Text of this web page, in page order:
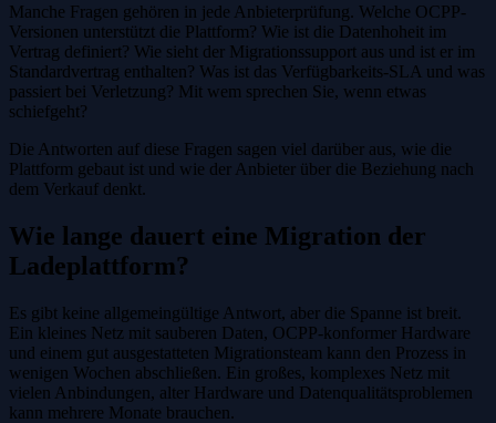
Manche Fragen gehören in jede Anbieterprüfung. Welche OCPP-
Versionen unterstützt die Plattform? Wie ist die Datenhoheit im
Vertrag definiert? Wie sieht der Migrationssupport aus und ist er im
Standardvertrag enthalten? Was ist das Verfügbarkeits-SLA und was
passiert bei Verletzung? Mit wem sprechen Sie, wenn etwas
schiefgeht?
Die Antworten auf diese Fragen sagen viel darüber aus, wie die
Plattform gebaut ist und wie der Anbieter über die Beziehung nach
dem Verkauf denkt.
Wie lange dauert eine Migration der
Ladeplattform?
Es gibt keine allgemeingültige Antwort, aber die Spanne ist breit.
Ein kleines Netz mit sauberen Daten, OCPP-konformer Hardware
und einem gut ausgestatteten Migrationsteam kann den Prozess in
wenigen Wochen abschließen. Ein großes, komplexes Netz mit
vielen Anbindungen, alter Hardware und Datenqualitätsproblemen
kann mehrere Monate brauchen.